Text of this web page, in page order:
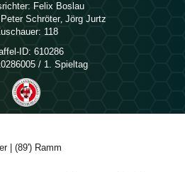
 
 ,  
118
ID: 610286
/ 1. Spieltag
| (89') 